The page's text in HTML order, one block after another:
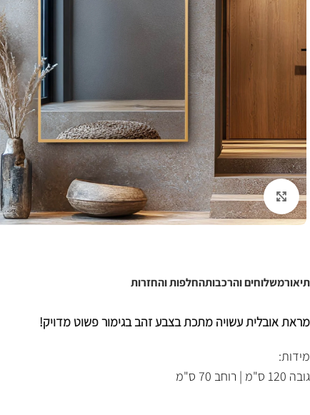
לחצו להגדלה
תיאורמשלוחים והרכבותהחלפות והחזרות
מראת אובלית עשויה מתכת בצבע זהב בגימור פשוט מדויק!
מידות:
גובה 120 ס"מ | רוחב 70 ס"מ